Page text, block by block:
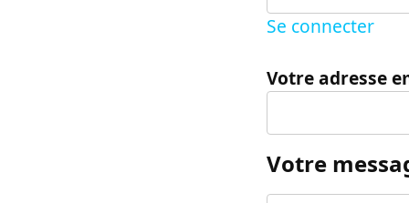
Se connecter
Votre adresse
Votre